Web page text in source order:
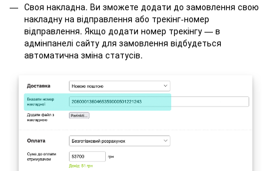
Своя накладна. Ви зможете додати до замовлення свою
накладну на відправлення або трекінг-номер
відправлення. Якщо додати номер трекінгу — в
адмінпанелі сайту для замовлення відбудеться
автоматична зміна статусів.